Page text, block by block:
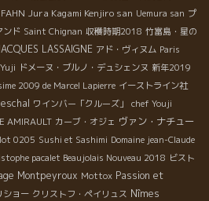
Jura Kagami Kenjiro san Uemura san プ
ンド Saint Chignan 収穫時期2018 竹富島・星の
LASSAIGNE アド・ヴィヌム Paris
ドメーヌ・ブルノ・デュシェンヌ 新年2019
2009 de Marcel Lapierre イーストライン社
ワインバー「クルーズ」
chef Youji
AMIRAULT カーブ・オジェ ヴァン・ナチュー
0205 Sushi et Sashimi Domaine jean-Claude
pacalet Beaujolais Nouveau 2018 ビスト
Montpeyroux Mottox Passion et
ショー クリストフ・ペイリュス Nîmes